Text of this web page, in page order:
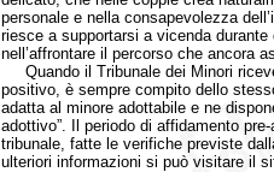
personale e nella consapevolezza
riesce a supportarsi a vicenda
nell’affrontare il percorso che ancora
Quando il Tribunale dei Minori
positivo, è sempre compito dello
adatta al minore adottabile e ne
adottivo”. Il periodo di affidamento
tribunale, fatte le verifiche previste
ulteriori informazioni si può visitare il